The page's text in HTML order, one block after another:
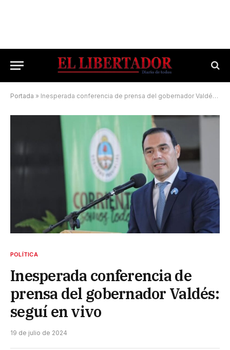
Portada » Inesperada conferencia de prensa del gobernador Valdés: seguí en vivo
POLÍTICA
Inesperada conferencia de
prensa del gobernador Valdés:
seguí en vivo
19 de julio de 2024